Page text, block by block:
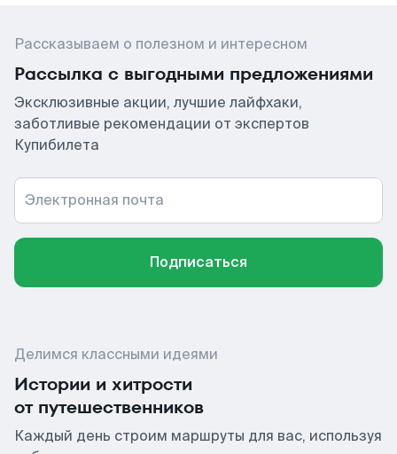
Рассказываем о полезном и интересном
Рассылка с выгодными предложениями
Эксклюзивные акции, лучшие лайфхаки,
заботливые рекомендации от экспертов
Купибилета
Электронная почта
Подписаться
Делимся классными идеями
Истории и хитрости
от путешественников
Каждый день строим маршруты для вас, используя